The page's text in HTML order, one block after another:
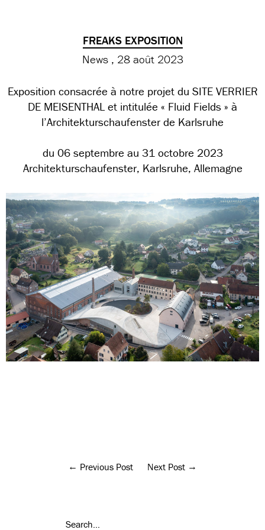
FREAKS EXPOSITION
News
28 août 2023
Exposition consacrée à notre projet du SITE VERRIER
DE MEISENTHAL et intitulée « Fluid Fields » à
l’Architekturschaufenster de Karlsruhe
du 06 septembre au 31 octobre 2023
Architekturschaufenster, Karlsruhe, Allemagne
Previous Post Next Post